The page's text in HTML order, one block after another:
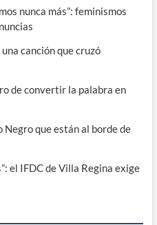
nunca más”: feminismos
canción que cruzó
de convertir la palabra en
Negro que están al borde de
el IFDC de Villa Regina exige